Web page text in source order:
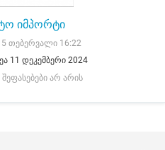
იმპორტი
თებერვალი 16:22
11 დეკემბერი 2024
შეფასებები არ არის